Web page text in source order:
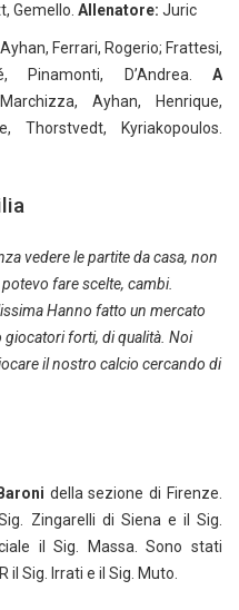
Gemello. Allenatore: Juric
Ferrari, Rogerio; Frattesi,
Pinamonti, D’Andrea. A
Ayhan, Henrique,
Thorstvedt, Kyriakopoulos.
vedere le partite da casa, non
fare scelte, cambi.
Hanno fatto un mercato
forti, di qualità. Noi
il nostro calcio cercando di
della sezione di Firenze.
Zingarelli di Siena e il Sig.
il Sig. Massa. Sono stati
il Sig. Irrati e il Sig. Muto.